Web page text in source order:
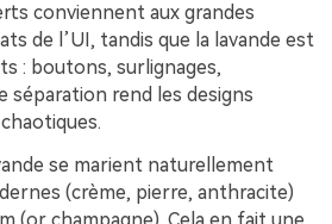
conviennent aux grandes
de l’UI, tandis que la lavande est
: boutons, surlignages,
séparation rend les designs
se marient naturellement
(crème, pierre, anthracite)